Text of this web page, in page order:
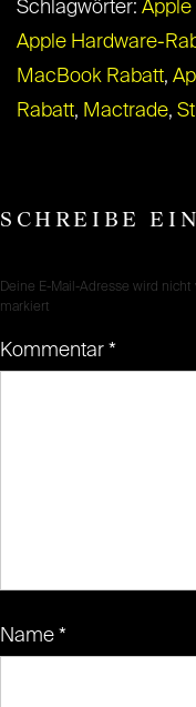
Schlagwörter: Apple
Apple Hardware-
MacBook Rabatt,
Rabatt, Mactrade,
SCHREIBE
Deine E-Mail-Adresse wird
markiert
Kommentar *
Name *